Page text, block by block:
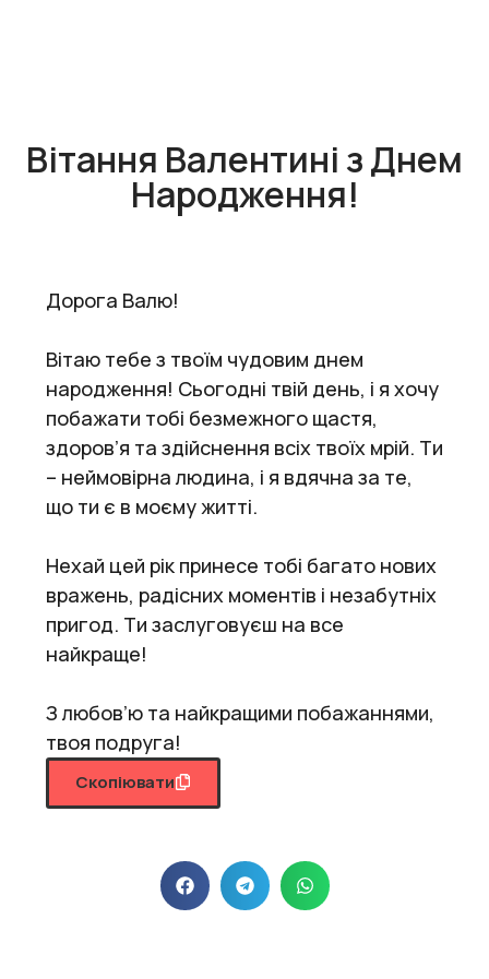
Вітання Валентині з Днем
Народження!
Дорога Валю!
Вітаю тебе з твоїм чудовим днем
народження! Сьогодні твій день, і я хочу
побажати тобі безмежного щастя,
здоров’я та здійснення всіх твоїх мрій. Ти
– неймовірна людина, і я вдячна за те,
що ти є в моєму житті.
Нехай цей рік принесе тобі багато нових
вражень, радісних моментів і незабутніх
пригод. Ти заслуговуєш на все
найкраще!
З любов’ю та найкращими побажаннями,
твоя подруга!
Скопіювати